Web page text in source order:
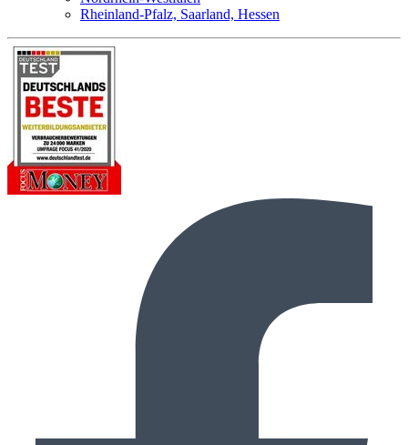
Rheinland-Pfalz, Saarland, Hessen